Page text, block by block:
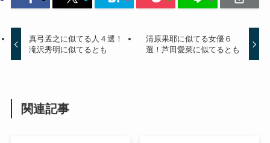
真弓孟之に似てる人４選！
滝沢秀明に似てるとも
清原果耶に似てる女優６
選！芦田愛菜に似てるとも
関連記事